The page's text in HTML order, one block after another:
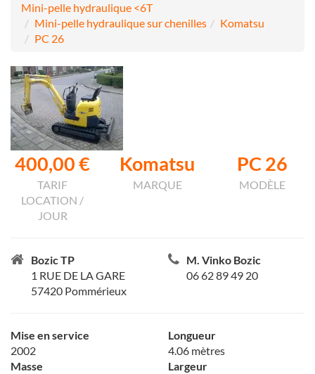
Mini-pelle hydraulique <6T
Mini-pelle hydraulique sur chenilles
Komatsu
PC 26
400,00 €
TARIF
LOCATION /
JOUR
Komatsu
MARQUE
PC 26
MODÈLE
Bozic TP
1 RUE DE LA GARE
57420 Pommérieux
M. Vinko Bozic
06 62 89 49 20
Mise en service
2002
Masse
Longueur
4.06 mètres
Largeur